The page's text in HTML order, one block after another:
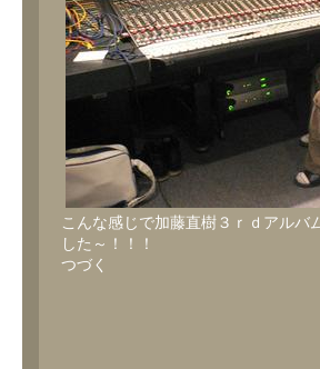
こんな感じで加藤直樹３ｒｄアル
した～！！！
つづく